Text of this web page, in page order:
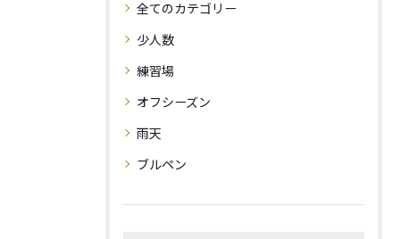
全てのカテゴリー
少人数
練習場
オフシーズン
雨天
ブルペン